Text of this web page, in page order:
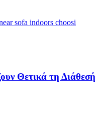
Θετικά τη Διάθεσή